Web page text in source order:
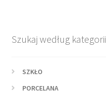
Szukaj według kategorii
SZKŁO
PORCELANA